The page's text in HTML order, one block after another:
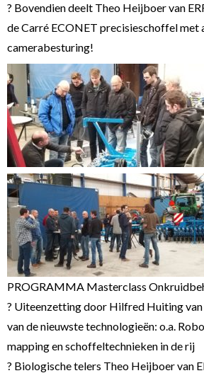
? Bovendien deelt Theo Heijboer van
de Carré ECONET precisieschoffel met
camerabesturing!
PROGRAMMA Masterclass
? Uiteenzetting door Hilfred Huiting van
van de nieuwste technologieën: o.a.
mapping en schoffeltechnieken in de rij
? Biologische telers Theo Heijboer van